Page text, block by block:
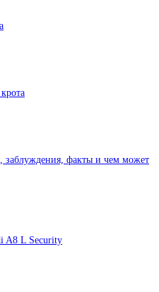
факты и чем может
A8 L Security